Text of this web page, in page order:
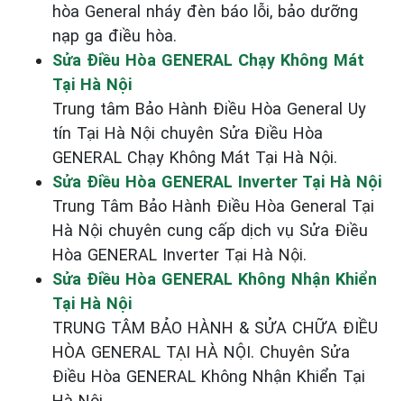
hòa General nháy đèn báo lỗi, bảo dưỡng
nạp ga điều hòa.
Sửa Điều Hòa GENERAL Chạy Không Mát
Tại Hà Nội
Trung tâm Bảo Hành Điều Hòa General Uy
tín Tại Hà Nội chuyên Sửa Điều Hòa
GENERAL Chạy Không Mát Tại Hà Nội.
Sửa Điều Hòa GENERAL Inverter Tại Hà Nội
Trung Tâm Bảo Hành Điều Hòa General Tại
Hà Nội chuyên cung cấp dịch vụ Sửa Điều
Hòa GENERAL Inverter Tại Hà Nội.
Sửa Điều Hòa GENERAL Không Nhận Khiển
Tại Hà Nội
TRUNG TÂM BẢO HÀNH & SỬA CHỮA ĐIỀU
HÒA GENERAL TẠI HÀ NỘI. Chuyên Sửa
Điều Hòa GENERAL Không Nhận Khiển Tại